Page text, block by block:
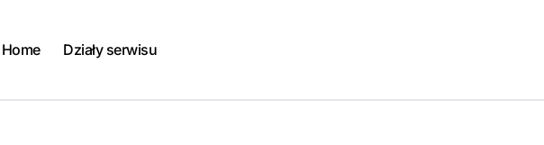
Home Działy serwisu